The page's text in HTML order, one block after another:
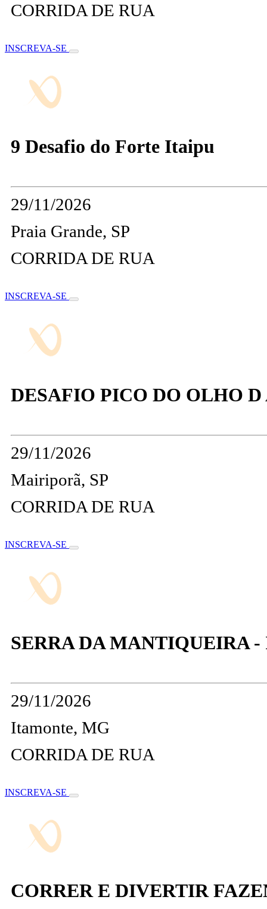
CORRIDA DE RUA
INSCREVA-SE
9 Desafio do Forte Itaipu
29/11/2026
Praia Grande, SP
CORRIDA DE RUA
INSCREVA-SE
DESAFIO PICO DO OLHO
29/11/2026
Mairiporã, SP
CORRIDA DE RUA
INSCREVA-SE
SERRA DA MANTIQUEIRA
29/11/2026
Itamonte, MG
CORRIDA DE RUA
INSCREVA-SE
CORRER E DIVERTIR